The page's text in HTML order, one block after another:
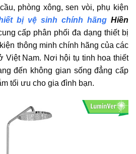
phòng xông, sen vòi, phụ kiện
bị vệ sinh chính hãng Hiền
cấp phân phối đa dạng thiết bị
thông minh chính hãng của các
Việt Nam. Nơi hội tụ tinh hoa thiết
đến không gian sống đẳng cấp
tối ưu cho gia đình bạn.